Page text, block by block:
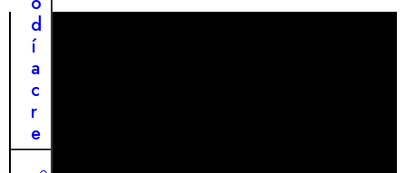
n
d
o
n
a
d
o
d
í
a
c
r
e
e